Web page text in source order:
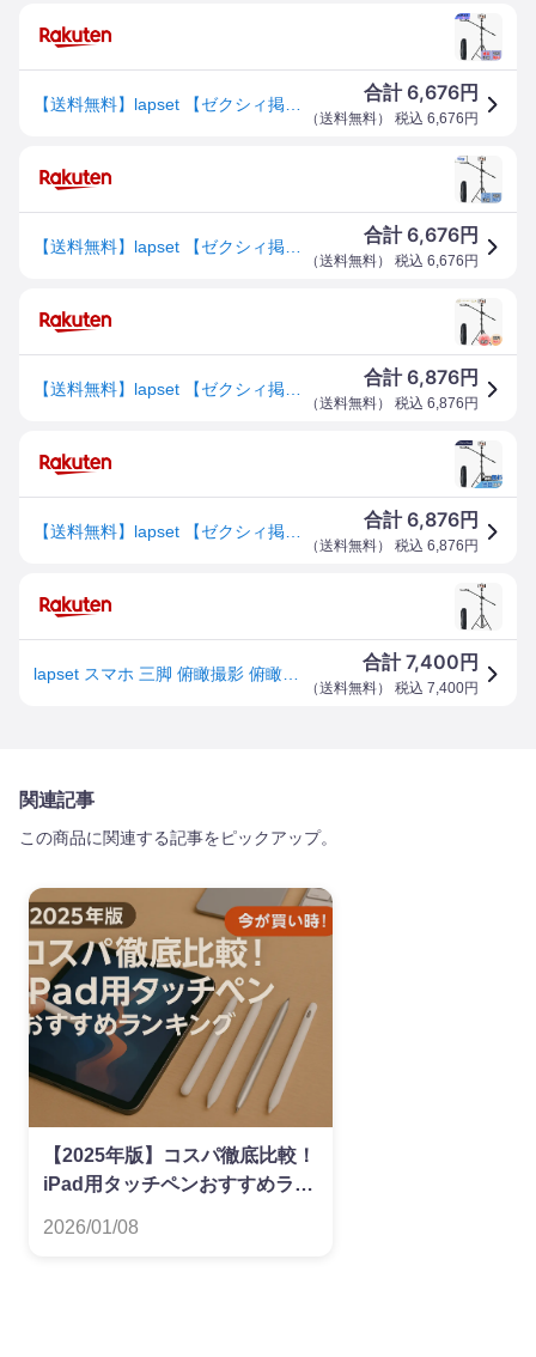
合計6,676円
（送料無料） 税込 6,676 円
合計6,676円
（送料無料） 税込 6,676 円
合計6,876円
（送料無料） 税込 6,876 円
合計6,876円
（送料無料） 税込 6,876 円
合計7,400 円
（送料無料） 税込 7,400円
関連記事
この商品に関連する記事をピックアップ。
【2025年版】コスパ徹底比較！
iPad用タッチペンおすすめラン
2026/01/08